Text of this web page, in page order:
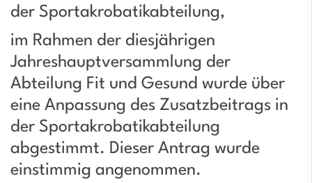
der Sportakrobatikabteilung,
im Rahmen der diesjährigen
Jahreshauptversammlung der
Abteilung Fit und Gesund wurde über
eine Anpassung des Zusatzbeitrags in
der Sportakrobatikabteilung
abgestimmt. Dieser Antrag wurde
einstimmig angenommen.